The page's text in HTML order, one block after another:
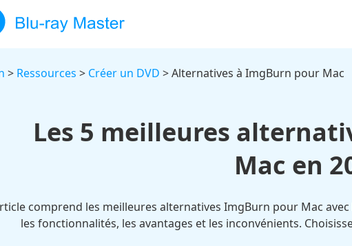
> Ressources > Créer un DVD > Alternatives à ImgBurn pour Mac
Les 5 meilleures
Mac en
comprend les meilleures alternatives ImgBurn pour Mac
les fonctionnalités, les avantages et les inconvénients.